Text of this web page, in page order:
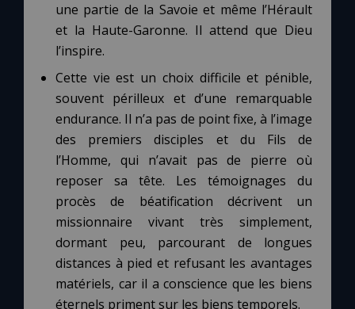
une partie de la Savoie et même l’Hérault
et la Haute-Garonne. Il attend que Dieu
l’inspire.
Cette vie est un choix difficile et pénible,
souvent périlleux et d’une remarquable
endurance. Il n’a pas de point fixe, à l’image
des premiers disciples et du Fils de
l’Homme, qui n’avait pas de pierre où
reposer sa tête. Les témoignages du
procès de béatification décrivent un
missionnaire vivant très simplement,
dormant peu, parcourant de longues
distances à pied et refusant les avantages
matériels, car il a conscience que les biens
éternels priment sur les biens temporels.